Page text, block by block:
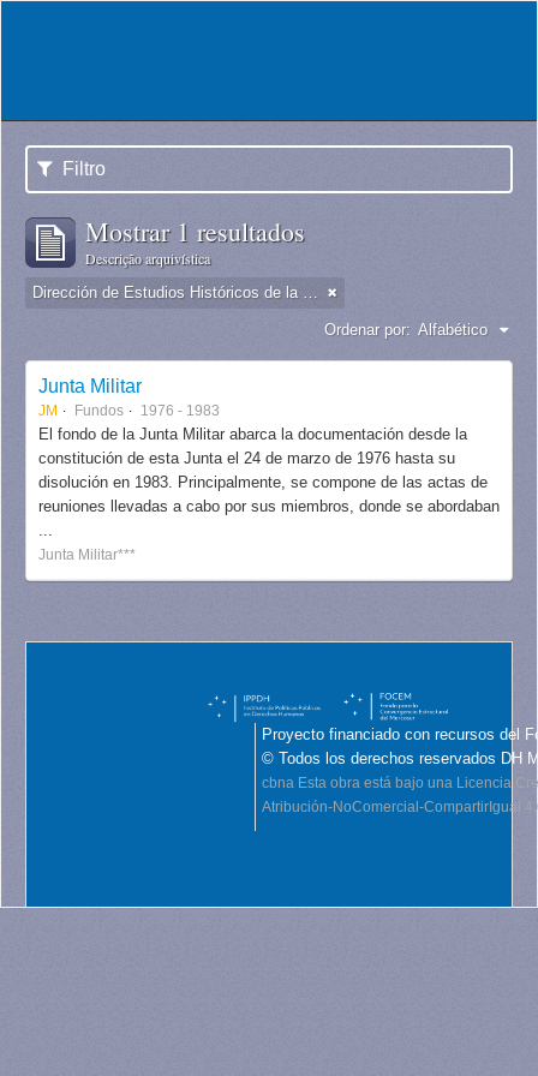
Filtro
Mostrar 1 resultados
Descrição arquivística
Dirección de Estudios Históricos de la Fuerza Aérea
Ordenar por: Alfabético
Junta Militar
JM Fundos 1976 - 1983
El fondo de la Junta Militar abarca la documentación desde la
constitución de esta Junta el 24 de marzo de 1976 hasta su
disolución en 1983. Principalmente, se compone de las actas de
reuniones llevadas a cabo por sus miembros, donde se abordaban
...
Junta Militar***
Proyecto financiado con recursos del
© Todos los derechos reservados DH
cbna Esta obra está bajo una Licencia
Atribución-NoComercial-CompartirIgual